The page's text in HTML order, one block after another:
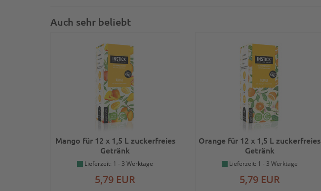
Auch sehr beliebt
Mango für 12 x 1,5 L zuckerfreies
Getränk
Lieferzeit: 1 - 3 Werktage
5,79 EUR
Orange für 12 x 1,5 L zuckerfreies
Getränk
Lieferzeit: 1 - 3 Werktage
5,79 EUR